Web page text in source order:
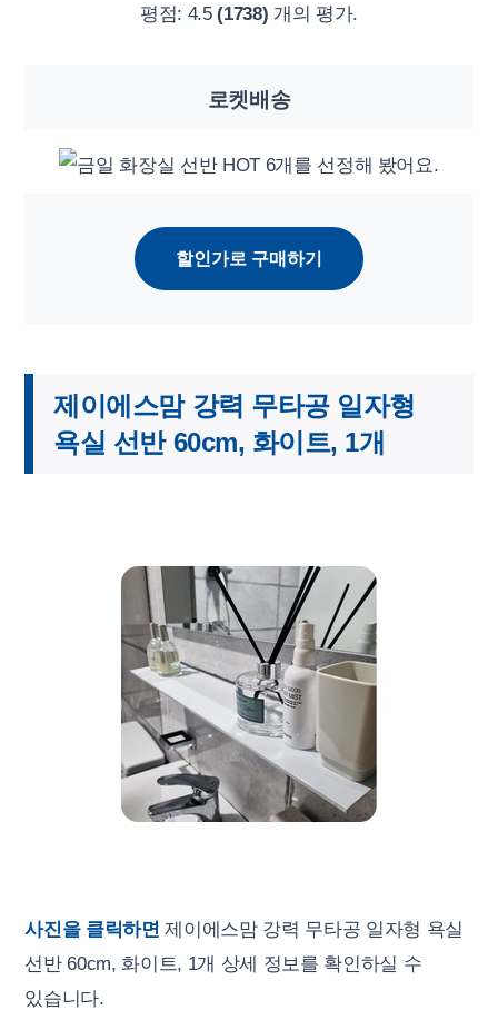
평점: 4.5 (1738) 개의 평가.
로켓배송
할인가로 구매하기
제이에스맘 강력 무타공 일자형
욕실 선반 60cm, 화이트, 1개
사진을 클릭하면 제이에스맘 강력 무타공 일자형 욕실
선반 60cm, 화이트, 1개 상세 정보를 확인하실 수
있습니다.